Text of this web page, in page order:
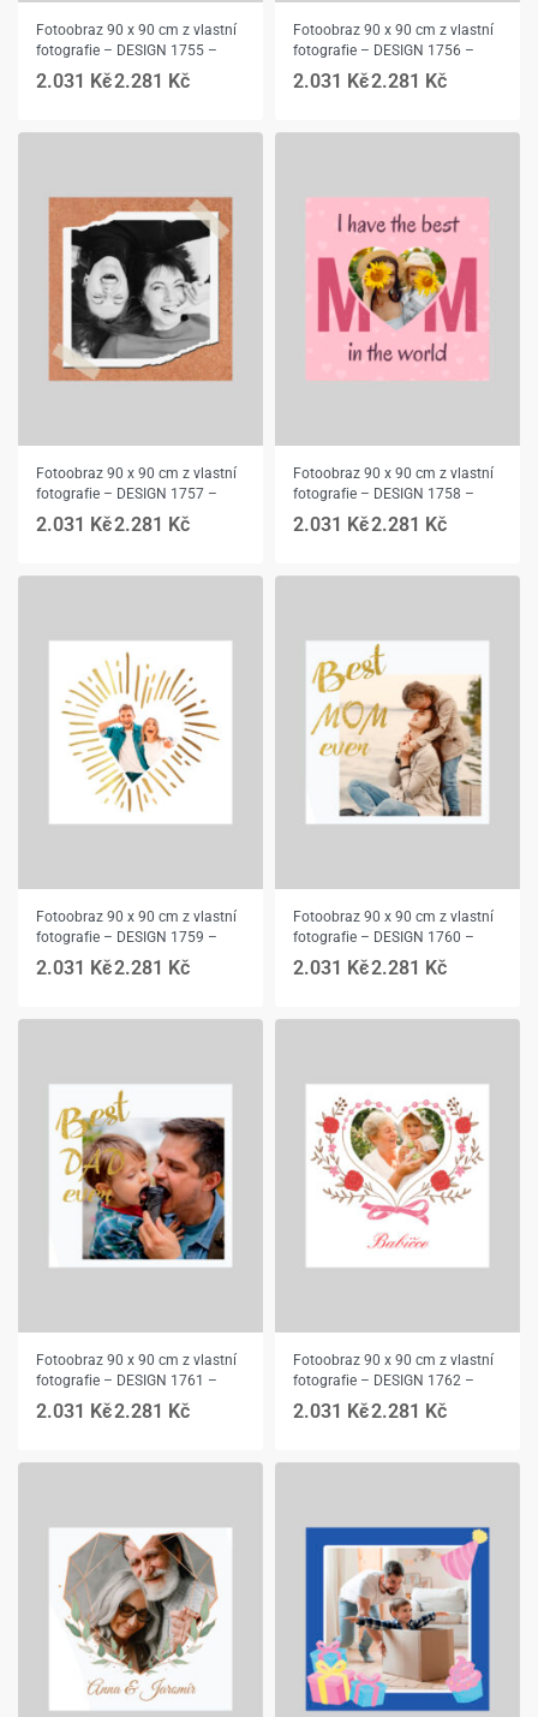
Fotoobraz 90 x 90 cm z vlastní
fotografie – DESIGN 1755 –
2.031 Kč2.281 Kč
Fotoobraz 90 x 90 cm z vlastní
fotografie – DESIGN 1756 –
2.031 Kč2.281 Kč
Fotoobraz 90 x 90 cm z vlastní
fotografie – DESIGN 1757 –
2.031 Kč2.281 Kč
Fotoobraz 90 x 90 cm z vlastní
fotografie – DESIGN 1758 –
2.031 Kč2.281 Kč
Fotoobraz 90 x 90 cm z vlastní
fotografie – DESIGN 1759 –
2.031 Kč2.281 Kč
Fotoobraz 90 x 90 cm z vlastní
fotografie – DESIGN 1760 –
2.031 Kč2.281 Kč
Fotoobraz 90 x 90 cm z vlastní
fotografie – DESIGN 1761 –
2.031 Kč2.281 Kč
Fotoobraz 90 x 90 cm z vlastní
fotografie – DESIGN 1762 –
2.031 Kč2.281 Kč